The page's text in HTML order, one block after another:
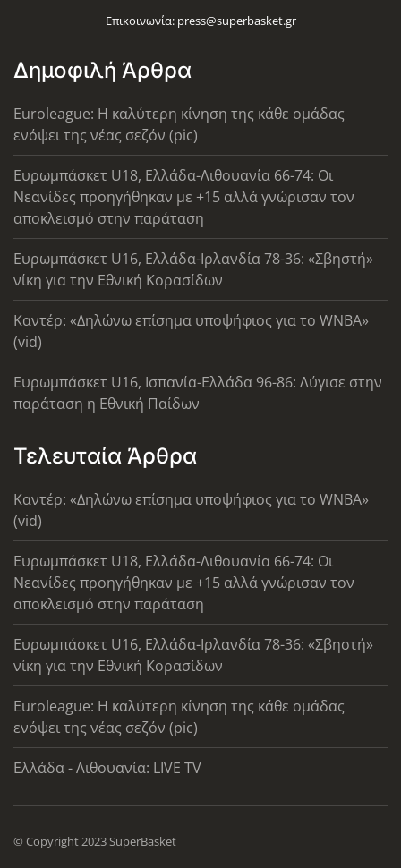
Επικοινωνία: press@superbasket.gr
Δημοφιλή Άρθρα
Euroleague: Η καλύτερη κίνηση της κάθε ομάδας
ενόψει της νέας σεζόν (pic)
Ευρωμπάσκετ U18, Ελλάδα-Λιθουανία 66-74: Οι
Νεανίδες προηγήθηκαν με +15 αλλά γνώρισαν τον
αποκλεισμό στην παράταση
Ευρωμπάσκετ U16, Ελλάδα-Ιρλανδία 78-36: «Σβηστή»
νίκη για την Εθνική Κορασίδων
Καντέρ: «Δηλώνω επίσημα υποψήφιος για το WNBA»
(vid)
Ευρωμπάσκετ U16, Ισπανία-Ελλάδα 96-86: Λύγισε στην
παράταση η Εθνική Παίδων
Τελευταία Άρθρα
Καντέρ: «Δηλώνω επίσημα υποψήφιος για το WNBA»
(vid)
Ευρωμπάσκετ U18, Ελλάδα-Λιθουανία 66-74: Οι
Νεανίδες προηγήθηκαν με +15 αλλά γνώρισαν τον
αποκλεισμό στην παράταση
Ευρωμπάσκετ U16, Ελλάδα-Ιρλανδία 78-36: «Σβηστή»
νίκη για την Εθνική Κορασίδων
Euroleague: Η καλύτερη κίνηση της κάθε ομάδας
ενόψει της νέας σεζόν (pic)
Ελλάδα - Λιθουανία: LIVE TV
© Copyright 2023 SuperBasket